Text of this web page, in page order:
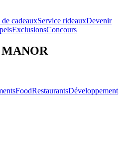
cadeauxService rideauxDevenir
ExclusionsConcours
MANOR
FoodRestaurantsDéveloppement